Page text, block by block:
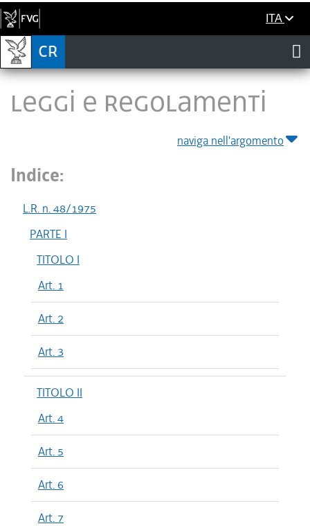
ITA
LEGGI E REGOLAMENTI
naviga nell'argomento
Indice:
L.R. n. 48/1975
PARTE I
TITOLO I
Art. 1
Art. 2
Art. 3
TITOLO II
Art. 4
Art. 5
Art. 6
Art. 7